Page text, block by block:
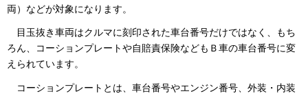
両）などが対象になります。
目玉抜き車両はクルマに刻印された車台番号だけではなく、もち
ろん、コーションプレートや自賠責保険などもＢ車の車台番号に変
えられています。
コーションプレートとは、車台番号やエンジン番号、外装・内装